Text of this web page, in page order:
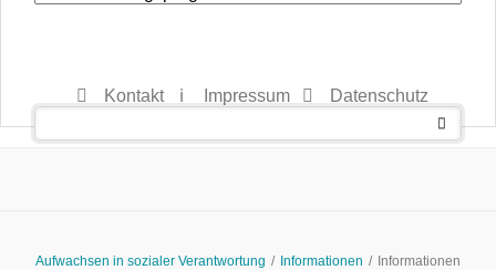
Kontakt Impressum Datenschutz
Aufwachsen in sozialer Verantwortung / Informationen / Informationen